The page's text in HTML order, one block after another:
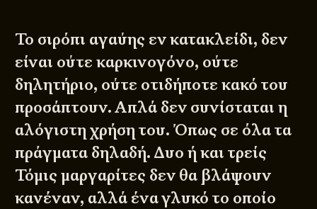
Το σιρόπι αγαύης εν κατακλείδι, δεν
είναι ούτε καρκινογόνο, ούτε
δηλητήριο, ούτε οτιδήποτε κακό του
προσάπτουν. Απλά δεν συνίσταται η
αλόγιστη χρήση του. Όπως σε όλα τα
πράγματα δηλαδή. Δυο ή και τρείς
Τόμις μαργαρίτες δεν θα βλάψουν
κανέναν, αλλά ένα γλυκό το οποίο